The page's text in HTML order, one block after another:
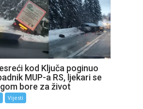
kod Ključa poginuo
MUP-a RS, ljekari se
bore za život
Vijesti